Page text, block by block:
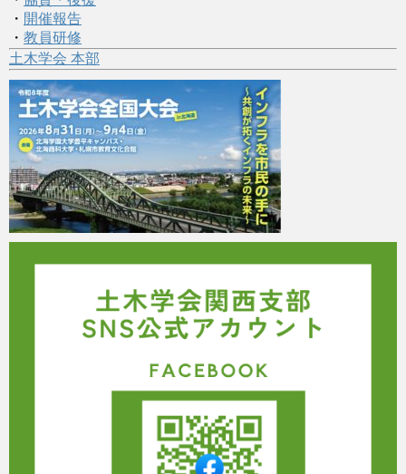
・ 開催報告
・ 教員研修
土木学会 本部